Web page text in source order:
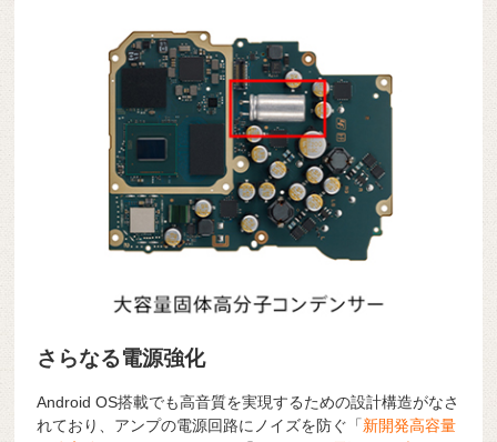
さらなる電源強化
Android OS搭載でも高音質を実現するための設計構造がなさ
れており、アンプの電源回路にノイズを防ぐ「新開発高容量